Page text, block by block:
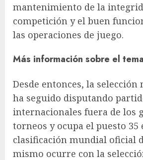
mantenimiento de la
competición y el buen
las operaciones de juego.
Más información sobre el
Desde entonces, la
ha seguido disputando
internacionales fuera de los
torneos y ocupa el puesto 35
clasificación mundial oficial
mismo ocurre con la